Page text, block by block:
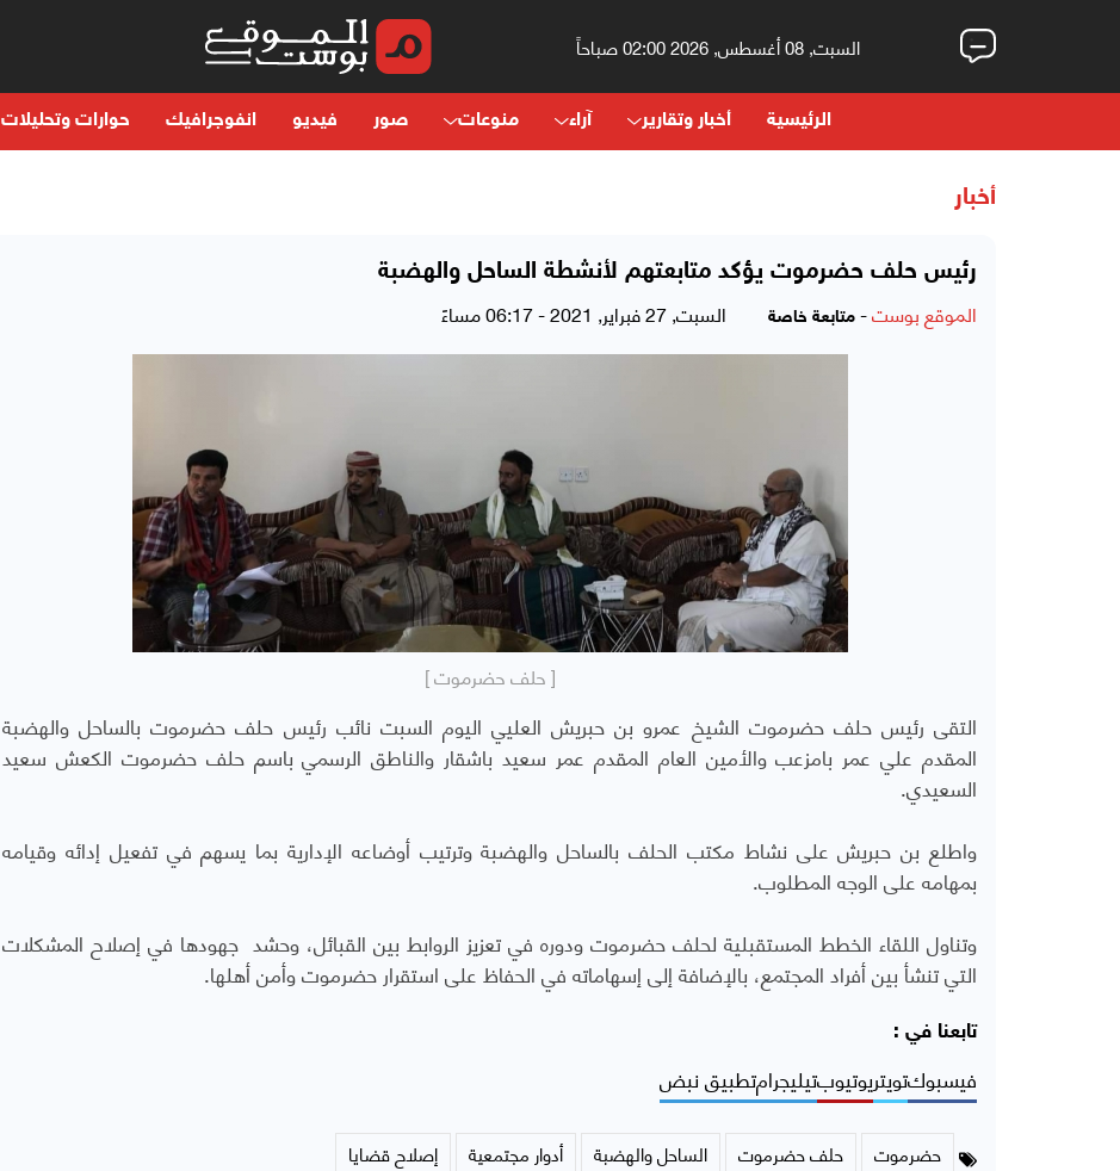
السبت, 08 أغسطس, 2026 02:00 صباحاً
الرئيسية أخبار وتقارير آراء منوعات صور فيديو انفوجرافيك حوارات وتحليلات
أخبار
رئيس حلف حضرموت يؤكد متابعتهم لأنشطة الساحل والهضبة
الموقع بوست- متابعة خاصة السبت, 27 فبراير, 2021 - 06:17 مساءً
[ حلف حضرموت ]
التقى رئيس حلف حضرموت الشيخ عمرو بن حبريش العليي اليوم السبت نائب رئيس حلف حضرموت بالساحل والهضبة
المقدم علي عمر بامزعب والأمين العام المقدم عمر سعيد باشقار والناطق الرسمي باسم حلف حضرموت الكعش سعيد
السعيدي.
واطلع بن حبريش على نشاط مكتب الحلف بالساحل والهضبة وترتيب أوضاعه الإدارية بما يسهم في تفعيل إدائه وقيامه
بمهامه على الوجه المطلوب.
وتناول اللقاء الخطط المستقبلية لحلف حضرموت ودوره في تعزيز الروابط بين القبائل، وحشد جهودها في إصلاح المشكلات
التي تنشأ بين أفراد المجتمع، بالإضافة إلى إسهاماته في الحفاظ على استقرار حضرموت وأمن أهلها.
تابعنا في :
فيسبوكتويتريوتيوبتيليجرامتطبيق نبض
حضرموت حلف حضرموت الساحل والهضبة أدوار مجتمعية إصلاح قضايا